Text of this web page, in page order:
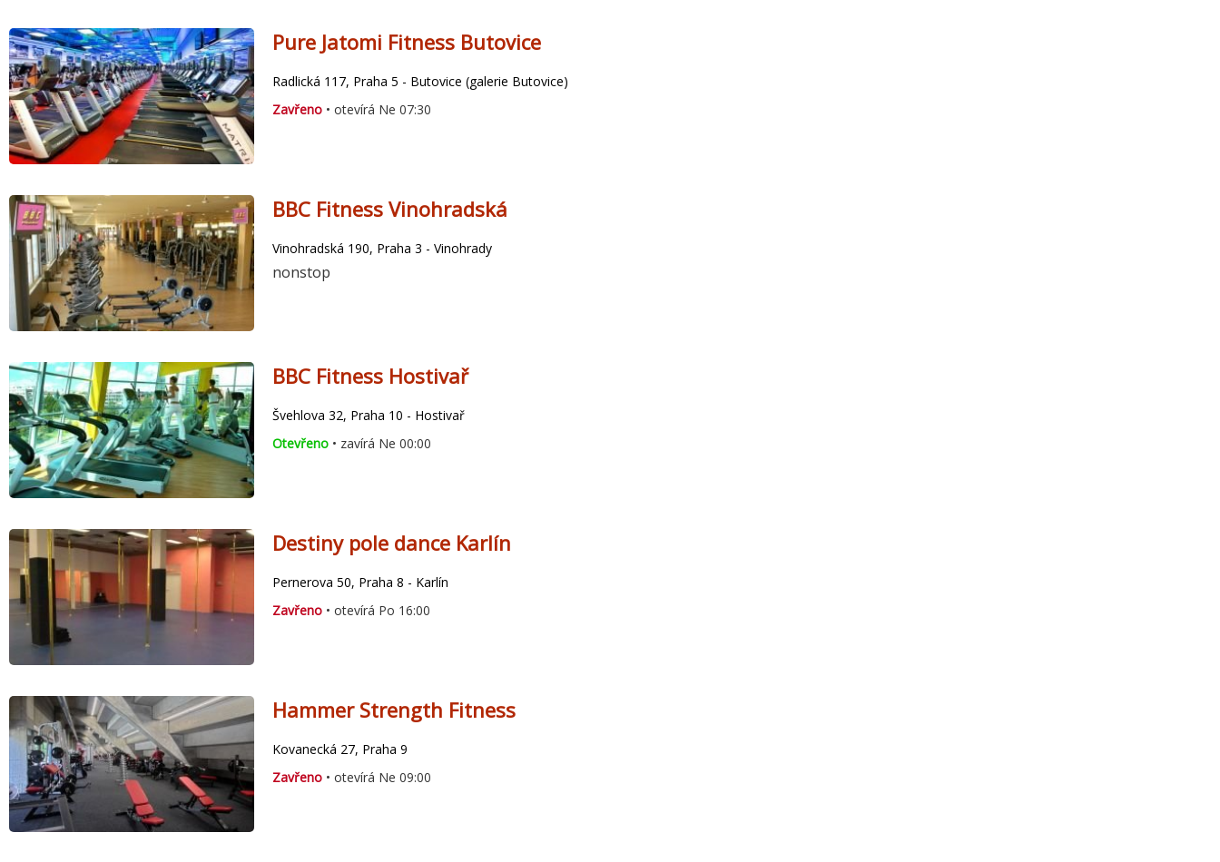
Pure Jatomi Fitness Butovice
Radlická 117, Praha 5 - Butovice (galerie Butovice)
Zavřeno • otevírá Ne 07:30
BBC Fitness Vinohradská
Vinohradská 190, Praha 3 - Vinohrady
nonstop
BBC Fitness Hostivař
Švehlova 32, Praha 10 - Hostivař
Otevřeno • zavírá Ne 00:00
Destiny pole dance Karlín
Pernerova 50, Praha 8 - Karlín
Zavřeno • otevírá Po 16:00
Hammer Strength Fitness
Kovanecká 27, Praha 9
Zavřeno • otevírá Ne 09:00